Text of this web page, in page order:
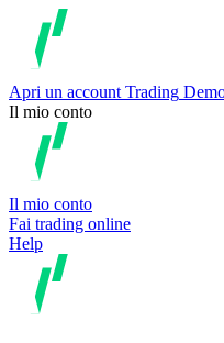
Apri un account Trading
Il mio conto
Il mio conto
Fai trading online
Help